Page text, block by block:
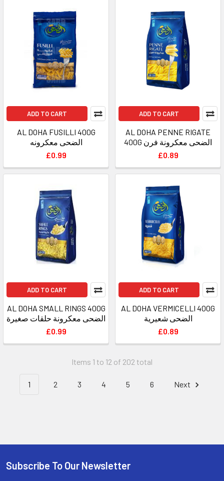
ADD TO CART
AL DOHA FUSILLI 400G
الضحى معكرونه
£0.99
ADD TO CART
AL DOHA PENNE RIGATE
400G الضحى معكرونة فرن
£0.89
ADD TO CART
AL DOHA SMALL RINGS 400G
الضحى معكرونة حلقات صغيرة
£0.99
ADD TO CART
AL DOHA VERMICELLI 400G
الضحى شعيرية
£0.89
Items 1 to 12 of 202 total
1 2 3 4 5 6 Next
Footer
Subscribe To Our Newsletter